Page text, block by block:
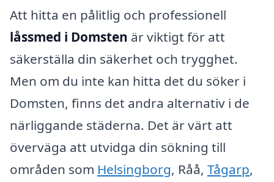
Att hitta en pålitlig och professionell
låssmed i Domsten är viktigt för att
säkerställa din säkerhet och trygghet.
Men om du inte kan hitta det du söker i
Domsten, finns det andra alternativ i de
närliggande städerna. Det är värt att
överväga att utvidga din sökning till
områden som Helsingborg, Råå, Tågarp,